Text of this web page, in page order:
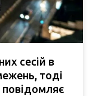
сесій в
тоді